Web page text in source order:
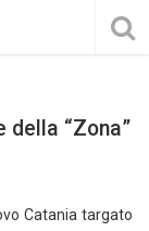
della “Zona”
Catania targato